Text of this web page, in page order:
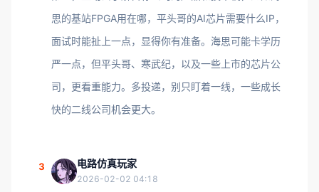
思的基站FPGA用在哪，平头哥的AI芯片需要什么IP，
面试时能扯上一点，显得你有准备。海思可能卡学历
严一点，但平头哥、寒武纪，以及一些上市的芯片公
司，更看重能力。多投递，别只盯着一线，一些成长
快的二线公司机会更大。
3 电路仿真玩家
2026-02-02 04:18